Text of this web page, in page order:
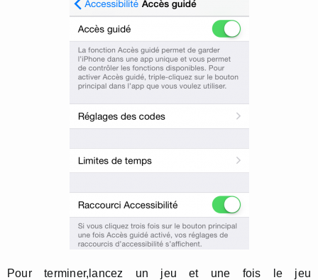
Pour terminer,lancez un jeu et une fois le jeu